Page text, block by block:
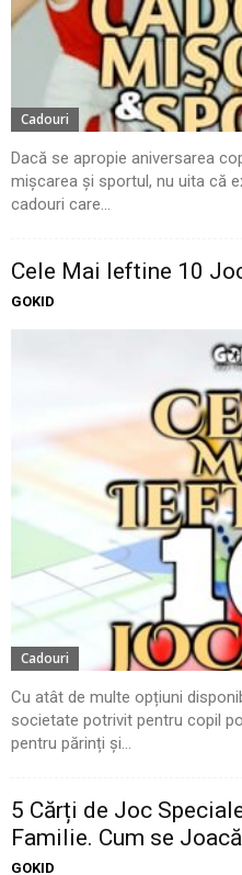
Cadouri
Dacă se apropie aniversarea
mișcarea și sportul, nu uita că
cadouri care...
Cele Mai Ieftine 10
GOKID
Cadouri
Cu atât de multe opțiuni
societate potrivit pentru copil
pentru părinți și...
5 Cărți de Joc
Familie. Cum se
GOKID